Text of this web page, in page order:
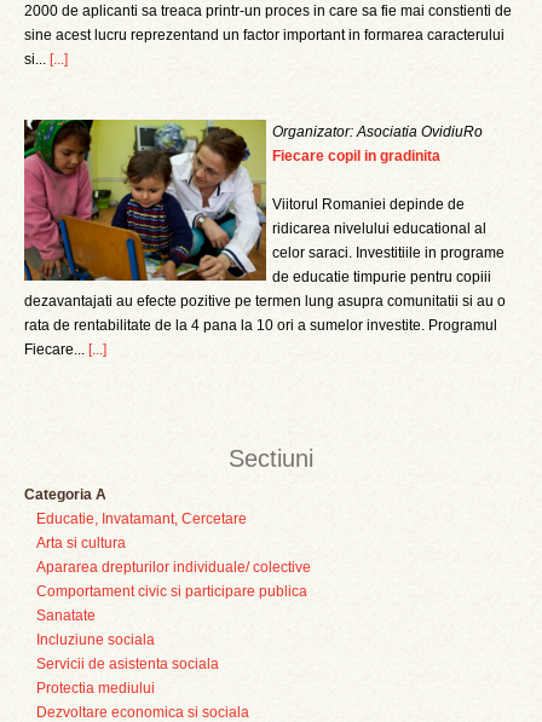
Sectiuni
Categoria A
Educatie, Invatamant, Cercetare
Arta si cultura
Apararea drepturilor individuale/ colective
Comportament civic si participare publica
Sanatate
Incluziune sociala
Servicii de asistenta sociala
Protectia mediului
Dezvoltare economica si sociala
2000 de aplicanti sa treaca printr-un proces in care sa fie mai constienti de
sine acest lucru reprezentand un factor important in formarea caracterului
si... [...]
Organizator: Asociatia OvidiuRo
Fiecare copil in gradinita
Viitorul Romaniei depinde de
ridicarea nivelului educational al
celor saraci. Investitiile in programe
de educatie timpurie pentru copiii
dezavantajati au efecte pozitive pe termen lung asupra comunitatii si au o
rata de rentabilitate de la 4 pana la 10 ori a sumelor investite. Programul
Fiecare... [...]